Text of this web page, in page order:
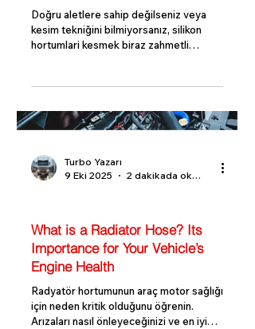
Doğru aletlere sahip değilseniz veya
kesim tekniğini bilmiyorsanız, silikon
hortumlari kesmek biraz zahmetli
etkili yöntemleri adım adım ele alıyoruz.
Turbo Yazarı
9 Eki 2025
2 dakikada okunur
What is a Radiator Hose? Its
Importance for Your Vehicle’s
Engine Health
Radyatör hortumunun araç motor sağlığı
için neden kritik olduğunu öğrenin.
Arızaları nasıl önleyeceğinizi ve en iyi